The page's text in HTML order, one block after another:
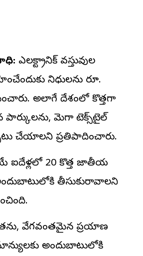
ఎలక్ట్రానిక్ వస్తువుల
నిధులను రూ.
పెంచారు. అలాగే దేశంలో కొత్తగా
మెగా టెక్స్‌టైల్
చేయాలని ప్రతిపాదించారు.
20 కొత్త జాతీయ
తీసుకురావాలని
వేగవంతమైన ప్రయాణ
అందుబాటులోకి